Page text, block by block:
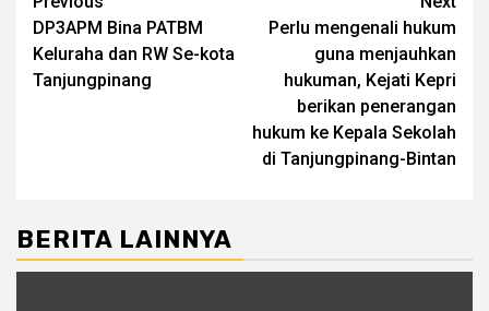
navigation
DP3APM Bina PATBM
Keluraha dan RW Se-kota
Tanjungpinang
Perlu mengenali hukum
guna menjauhkan
hukuman, Kejati Kepri
berikan penerangan
hukum ke Kepala Sekolah
di Tanjungpinang-Bintan
BERITA LAINNYA